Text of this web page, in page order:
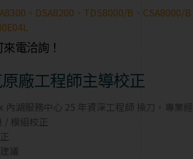
、DSA8200、TDS8000/B、CSA8000/B
電洽詢！
廠工程師主導校正
湖服務中心 25 年資深工程師 操刀，專業經
/ 模組校正
議